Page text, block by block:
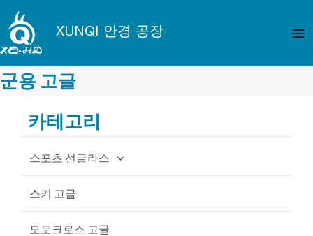
텐
츠
로
건
XUNQI 안경 공장
인
메
군용 고글
카테고리
스포츠 선글라스
사이클링 선글라스
낚시 선글라스
스키 고글
모토크로스 고글